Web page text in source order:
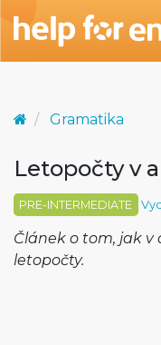
Gramatika
Letopočty v
PRE-INTERMEDIATE
Článek o tom, jak
letopočty.